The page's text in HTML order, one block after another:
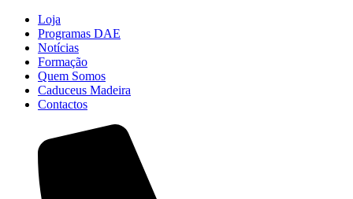
Loja
Programas DAE
Notícias
Formação
Quem Somos
Caduceus Madeira
Contactos